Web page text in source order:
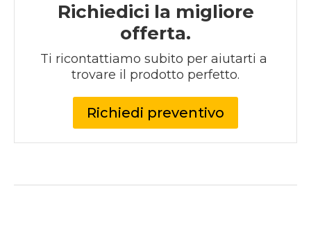
Richiedici la migliore
offerta.
Ti ricontattiamo subito per aiutarti a
trovare il prodotto perfetto.
Richiedi preventivo